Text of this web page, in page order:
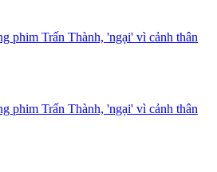
phim Trấn Thành, 'ngại' vì cảnh thân
phim Trấn Thành, 'ngại' vì cảnh thân